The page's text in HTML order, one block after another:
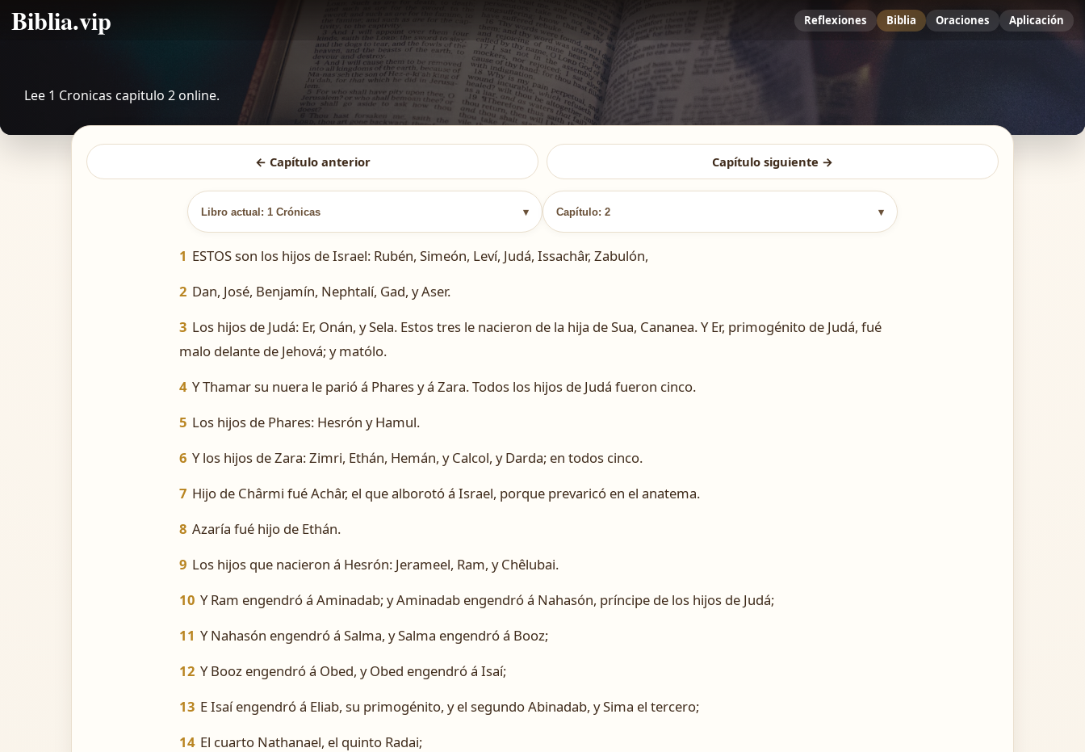
Biblia.vip Reflexiones Biblia Oraciones Aplicación
Lee 1 Cronicas capitulo 2 online.
← Capítulo anterior Capítulo siguiente →
Libro actual: 1 Crónicas ▾ Capítulo: 2 ▾
1 ESTOS son los hijos de Israel: Rubén, Simeón, Leví, Judá, Issachâr, Zabulón,
2 Dan, José, Benjamín, Nephtalí, Gad, y Aser.
3 Los hijos de Judá: Er, Onán, y Sela. Estos tres le nacieron de la hija de Sua, Cananea. Y Er, primogénito de Judá, fué
malo delante de Jehová; y matólo.
4 Y Thamar su nuera le parió á Phares y á Zara. Todos los hijos de Judá fueron cinco.
5 Los hijos de Phares: Hesrón y Hamul.
6 Y los hijos de Zara: Zimri, Ethán, Hemán, y Calcol, y Darda; en todos cinco.
7 Hijo de Chârmi fué Achâr, el que alborotó á Israel, porque prevaricó en el anatema.
8 Azaría fué hijo de Ethán.
9 Los hijos que nacieron á Hesrón: Jerameel, Ram, y Chêlubai.
10 Y Ram engendró á Aminadab; y Aminadab engendró á Nahasón, príncipe de los hijos de Judá;
11 Y Nahasón engendró á Salma, y Salma engendró á Booz;
12 Y Booz engendró á Obed, y Obed engendró á Isaí;
13 E Isaí engendró á Eliab, su primogénito, y el segundo Abinadab, y Sima el tercero;
14 El cuarto Nathanael, el quinto Radai;